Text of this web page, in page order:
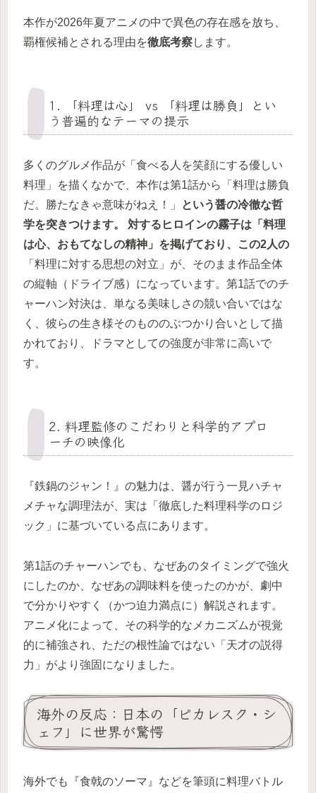
本作が2026年夏アニメの中で異色の存在感を放ち、
覇権候補とされる理由を徹底考察します。
1. 「料理は心」 vs 「料理は勝負」とい
う普遍的なテーマの提示
多くのグルメ作品が「食べる人を笑顔にする優しい
料理」を描くなかで、本作は第1話から「料理は勝負
だ。勝たなきゃ意味がねえ！」
という醤の冷徹な哲
学を突きつけます。 対するヒロインの霧子は「料理
は心、おもてなしの精神」を掲げており、この2人の
「料理に対する思想の対立」が、そのまま作品全体
の縦軸（ドライブ感）になっています。第1話でのチ
ャーハン対決は、単なる美味しさの競い合いではな
く、彼らの生き様そのもののぶつかり合いとして描
かれており、ドラマとしての強度が非常に高いで
す。
2. 料理監修のこだわりと科学的アプロ
ーチの映像化
『鉄鍋のジャン！』の魅力は、醤が行う一見ハチャ
メチャな調理法が、実は「徹底した料理科学のロジ
ック」に基づいている点にあります。
第1話のチャーハンでも、なぜあのタイミングで強火
にしたのか、なぜあの調味料を使ったのかが、劇中
で分かりやすく（かつ迫力満点に）解説されます。
アニメ化によって、その科学的なメカニズムが視覚
的に補強され、ただの根性論ではない「天才の説得
力」がより強固になりました。
海外の反応：日本の「ピカレスク・シ
ェフ」に世界が驚愕
海外でも『食戟のソーマ』などを筆頭に料理バトル